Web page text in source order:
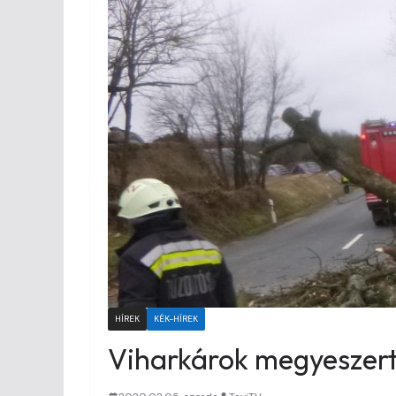
HÍREK KÉK-HÍREK
Viharkárok